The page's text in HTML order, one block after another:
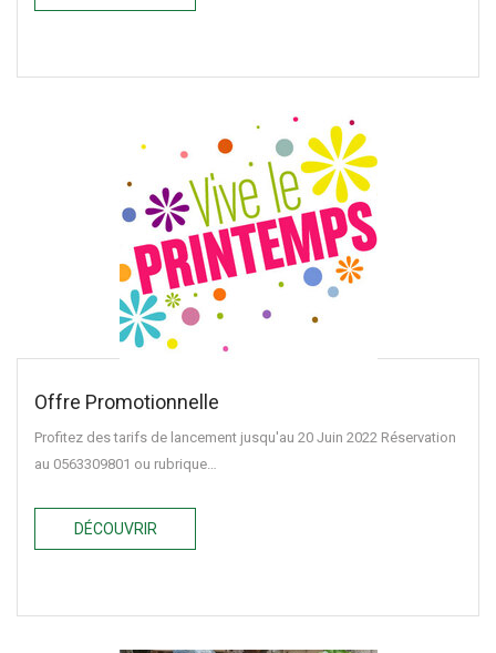
Offre Promotionnelle
Profitez des tarifs de lancement jusqu'au 20 Juin 2022 Réservation
au 0563309801 ou rubrique…
DÉCOUVRIR